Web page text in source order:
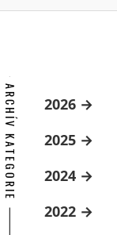
ARCHÍV KATEGORIE 2026
2025
2024
2022